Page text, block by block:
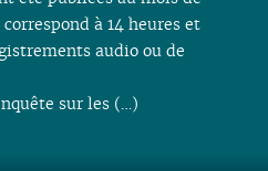
à 14 heures et
audio ou de
sur les (…)